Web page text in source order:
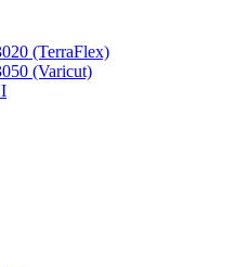
(TerraFlex)
(Varicut)